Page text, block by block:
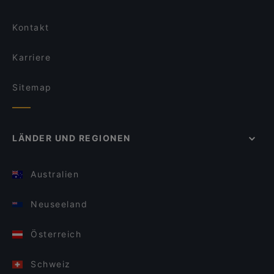
Kontakt
Karriere
Sitemap
LÄNDER UND REGIONEN
Australien
Neuseeland
Österreich
Schweiz